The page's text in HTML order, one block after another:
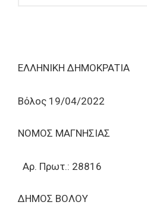
ΕΛΛΗΝΙΚΗ
Βόλος 19/04/2022
ΝΟΜΟΣ
Αρ. Πρωτ.: 28816
ΔΗΜΟΣ ΒΟΛΟΥ